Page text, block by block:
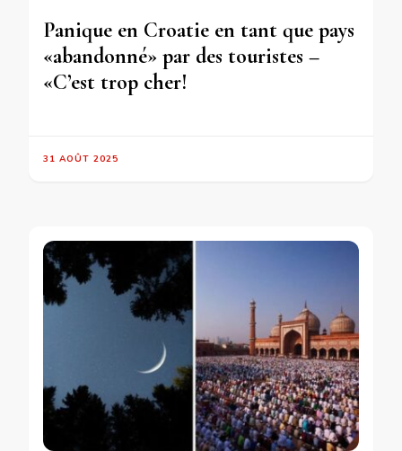
Panique en Croatie en tant que pays
«abandonné» par des touristes –
«C’est trop cher!
31 AOÛT 2025